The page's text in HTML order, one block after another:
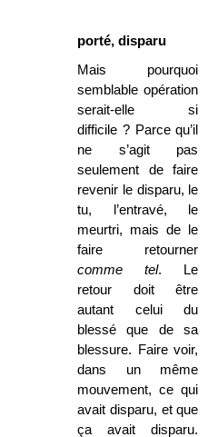
porté, disparu
Mais pourquoi
semblable opération
serait-elle si
difficile ? Parce qu’il
ne s’agit pas
seulement de faire
revenir le disparu, le
tu, l’entravé, le
meurtri, mais de le
faire retourner
comme
tel. Le
retour doit être
autant celui du
blessé que de sa
blessure. Faire voir,
dans un même
mouvement, ce qui
avait disparu, et que
ça avait disparu.